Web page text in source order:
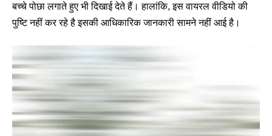
बच्चे पोछा लगाते हुए भी दिखाई देते हैं। हालांकि, इस वायरल वीडियो की
पुष्टि नहीं कर रहे है इसकी आधिकारिक जानकारी सामने नहीं आई है।
Player